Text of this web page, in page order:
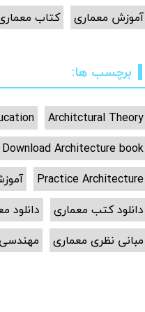
آموزش معماری کتاب
برچسب ها:
Architctural Theory
Download Architecture book
Practice Architecture
دانلود کتب معماری
دانلود
مبانی نظری معماری